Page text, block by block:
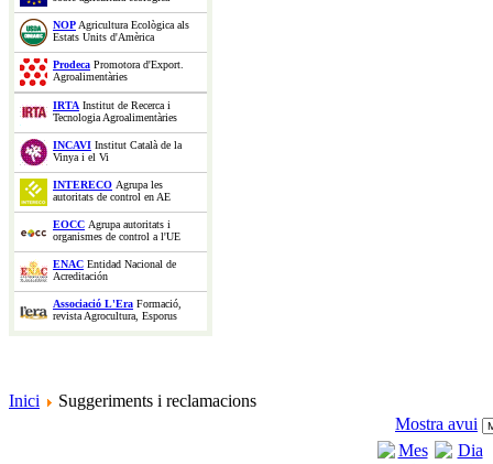
NOPAgricultura Ecològica als
Estats Units d'Amèrica
Prodeca Promotora d'Export.
Agroalimentàries
IRTA Institut de Recerca i
Tecnologia Agroalimentàries
INCAVI Institut Català de la
Vinya i el Vi
INTERECO Agrupa les
autoritats de control en AE
EOCC Agrupa autoritats i
organismes de control a l'UE
ENAC Entidad Nacional de
Acreditación
Associació L'Era Formació,
revista Agrocultura, Esporus
Inici
Suggeriments i reclamacions
Mostra avui